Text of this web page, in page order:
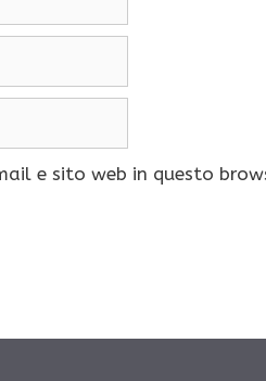
e sito web in questo